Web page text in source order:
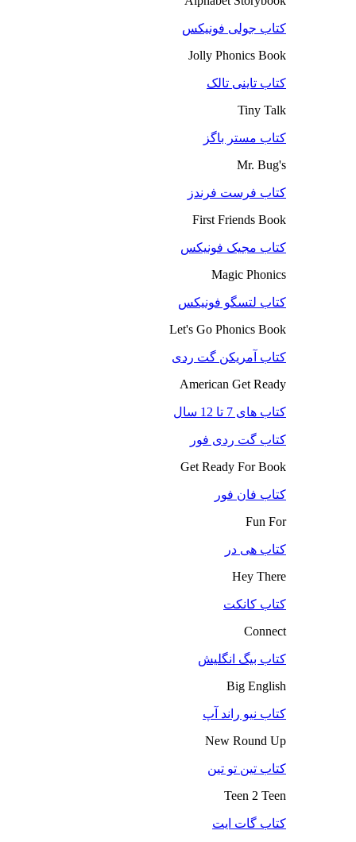
کتاب جولی فونیکس
Jolly Phonics Book
کتاب تاینی تالک
Tiny Talk
کتاب مستر باگز
Mr. Bug's
کتاب فرست فرندز
First Friends Book
کتاب مجیک فونیکس
Magic Phonics
کتاب لتسگو فونیکس
Let's Go Phonics Book
کتاب آمریکن گت ردی
American Get Ready
کتاب های 7 تا 12 سال
کتاب گت ردی فور
Get Ready For Book
کتاب فان فور
Fun For
کتاب هی در
Hey There
کتاب کانکت
Connect
کتاب بیگ انگلیش
Big English
کتاب نیو راند آپ
New Round Up
کتاب تین تو تین
Teen 2 Teen
کتاب گات ایت